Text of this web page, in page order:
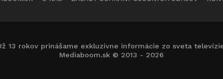
13 rokov prinášame exkluzívne informácie zo sveta
Mediaboom.sk © 2013 - 2026